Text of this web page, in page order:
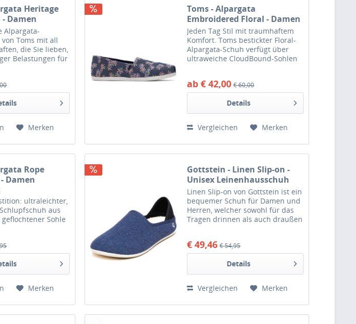
Heritage
- Damen
Hellblau (Island
Alpargata-
Toms mit all
die Sie lieben,
Belastungen für
Heritage
Textilmischung,...
Merken
Toms - Alpargata
Embroidered Floral - Damen
Espadrilles mit
Blumenmotiv - Marineblau
(Navy Multi)
Jeden Tag Stil mit traumhaftem
Komfort. Toms bestickter Floral-
Alpargata-Schuh verfügt über
ultraweiche CloudBound-Sohlen
Diese Schlupfschuhe mit
bestickten Blumen von Toms...
ab € 42,00 € 60,00
Details
Vergleichen Merken
Rope
Damen
Bast -
Cremeweiß
ultraleichter,
aus
Sohle
Segeltuch mit
auf der...
Merken
Gottstein - Linen Slip-on -
Unisex Leinenhausschuh
mit Gummisohle -
Dunkelblau (Ink Blue Mele)
Linen Slip-on von Gottstein ist ein
bequemer Schuh für Damen und
Herren, welcher sowohl für das
Tragen drinnen als auch draußen
Standard) zertifiziertem Leinen.
Eine...
€ 49,46 € 54,95
Details
Vergleichen Merken